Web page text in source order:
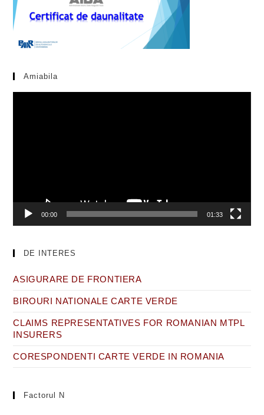
Amiabila
00:00 01:33
DE INTERES
ASIGURARE DE FRONTIERA
BIROURI NATIONALE CARTE VERDE
CLAIMS REPRESENTATIVES FOR ROMANIAN MTPL
INSURERS
CORESPONDENTI CARTE VERDE IN ROMANIA
Factorul N